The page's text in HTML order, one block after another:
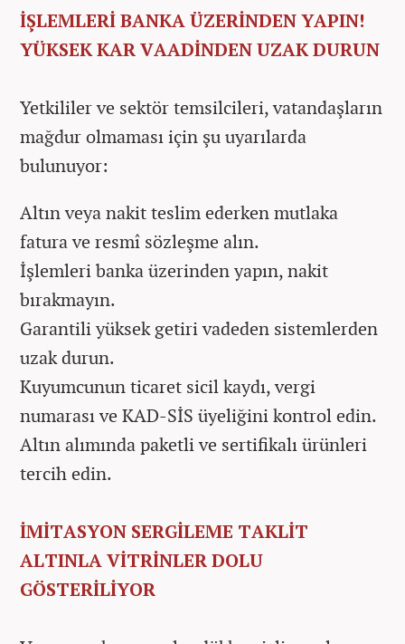
İŞLEMLERİ BANKA ÜZERİNDEN YAPIN!
YÜKSEK KAR VAADİNDEN UZAK DURUN
Yetkililer ve sektör temsilcileri, vatandaşların
mağdur olmaması için şu uyarılarda
bulunuyor:
Altın veya nakit teslim ederken mutlaka
fatura ve resmî sözleşme alın.
İşlemleri banka üzerinden yapın, nakit
bırakmayın.
Garantili yüksek getiri vadeden sistemlerden
uzak durun.
Kuyumcunun ticaret sicil kaydı, vergi
numarası ve KAD-SİS üyeliğini kontrol edin.
Altın alımında paketli ve sertifikalı ürünleri
tercih edin.
İMİTASYON SERGİLEME TAKLİT
ALTINLA VİTRİNLER DOLU
GÖSTERİLİYOR